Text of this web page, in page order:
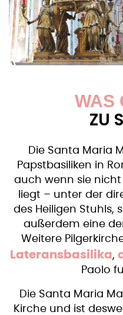
WAS
ZU
Die Santa Maria
Papstbasiliken in
auch wenn sie nicht
liegt – unter der
des Heiligen Stuhls,
außerdem eine
Weitere
Lateransbasilika,
Paolo
Die Santa Maria
Kirche und ist